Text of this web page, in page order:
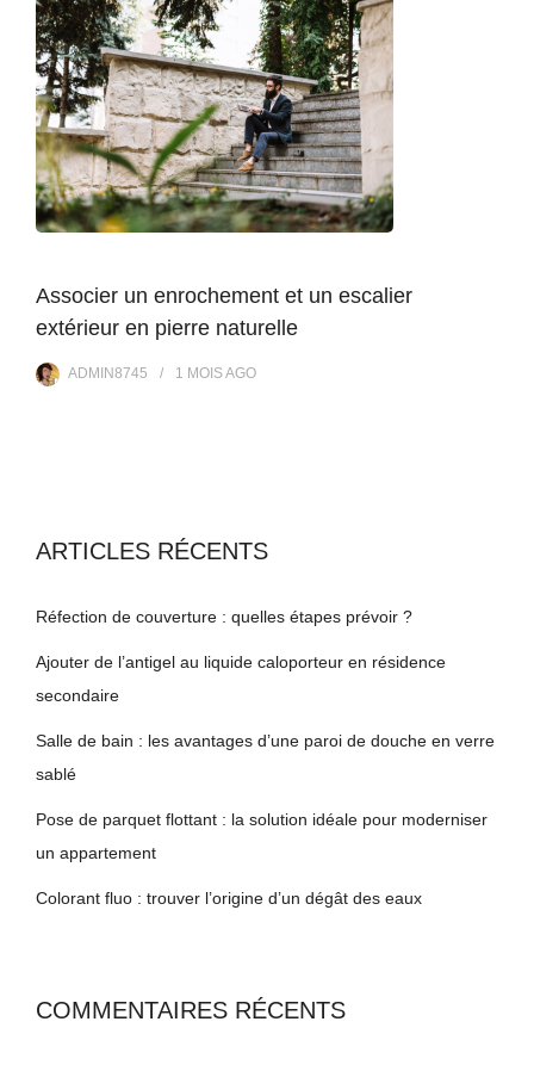
Associer un enrochement et un escalier
extérieur en pierre naturelle
ADMIN8745 1 MOISAGO
ARTICLES RÉCENTS
Réfection de couverture : quelles étapes prévoir ?
Ajouter de l’antigel au liquide caloporteur en résidence
secondaire
Salle de bain : les avantages d’une paroi de douche en verre
sablé
Pose de parquet flottant : la solution idéale pour moderniser
un appartement
Colorant fluo : trouver l’origine d’un dégât des eaux
COMMENTAIRES RÉCENTS